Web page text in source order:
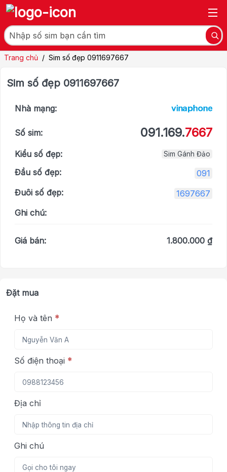
Trang chủ / Sim số đẹp 0911697667
Sim số đẹp 0911697667
Nhà mạng:
Số sim: 091.169.7667
Kiểu số đẹp: Sim Gánh Đảo
Đầu số đẹp:
091
Đuôi số đẹp:
1697667
Ghi chú:
Giá bán: 1.800.000 ₫
Đặt mua
Họ và tên *
Số điện thoại *
Địa chỉ
Ghi chú